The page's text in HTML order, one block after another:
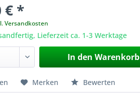
€ *
Versandkosten
Lieferzeit ca. 1-3 Werktage
In den Warenkorb
Merken Bewerten